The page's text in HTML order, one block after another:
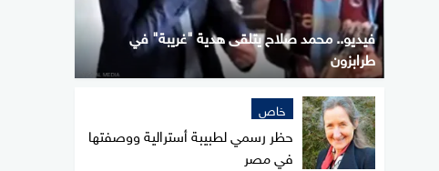
فيديو.. محمد صلاح يتلقى هدية "غريبة" في
طرابزون
خاص
حظر رسمي لطبيبة أسترالية ووصفتها
في مصر